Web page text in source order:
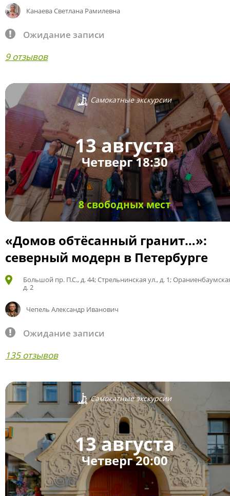
Канаева Светлана Рамилевна
Ожидание записи
9 отзывов
Самокатные экскурсии
13 августа
Четверг 18:30
8 свободных мест
«Домов обтёсанный гранит…»:
северный модерн в Петербурге
Большой пр. П.С., д. 44; Стрельнинская ул., д. 1;
д. 2
Чепель Александр Иванович
Ожидание записи
135 отзывов
Самокатные экскурсии
13 августа
Четверг 20:00